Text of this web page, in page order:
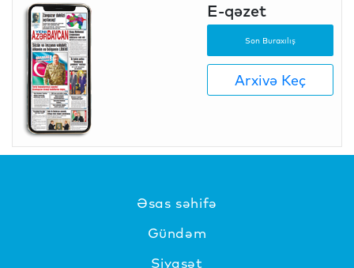
E-qəzet
Son Buraxılış
Arxivə Keç
Əsas səhifə
Gündəm
Siyasət